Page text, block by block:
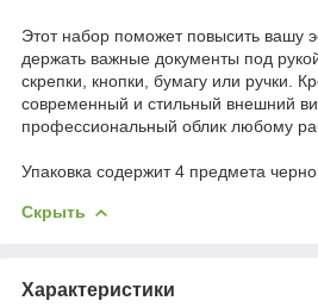
Этот набор поможет повысить вашу
держать важные документы под
скрепки, кнопки, бумагу или ручки.
современный и стильный внешний
профессиональный облик любому
Упаковка содержит 4 предмета
Скрыть
Характеристики